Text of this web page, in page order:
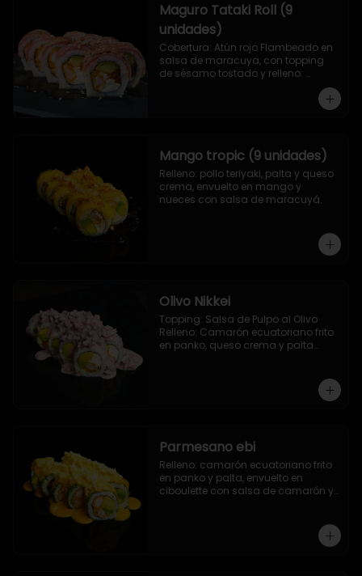
Maguro Tataki Roll (9
unidades)
Cobertura: Atún rojo Flambeado en
salsa de maracuya, con topping
de sésamo tostado y relleno:
Camarón ecuatoriano apanado,
Mango tropic (9 unidades)
Relleno: pollo teriyaki, palta y queso
crema, envuelto en mango y
nueces con salsa de maracuyá.
Olivo Nikkei
Topping: Salsa de Pulpo al Olivo
Relleno: Camarón ecuatoriano frito
en panko, queso crema y palta
Parmesano ebi
Relleno: camarón ecuatoriano frito
en panko y palta, envuelto en
ciboulette con salsa de camarón y